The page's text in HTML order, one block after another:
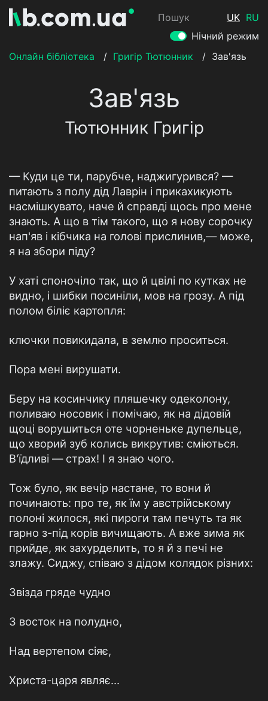
Пошук UK RU
Нічний режим
Онлайн бібліотека
/ Григір Тютюнник / Зав'язь
Зав'язь
Тютюнник Григір
— Куди це ти, парубче, наджигурився? —
питають з полу дід Лаврін і прикахикують
насмішкувато, наче й справді щось про мене
знають. А що в тім такого, що я нову сорочку
нап'яв і кібчика на голові прислинив,— може,
я на збори піду?
У хаті споночіло так, що й цвілі по кутках не
видно, і шибки посиніли, мов на грозу. А під
полом біліє картопля:
ключки повикидала, в землю проситься.
Пора мені вирушати.
Беру на косинчику пляшечку одеколону,
поливаю носовик і помічаю, як на дідовій
щоці ворушиться оте чорненьке дупельце,
що хворий зуб колись викрутив: сміються.
В'їдливі — страх! І я знаю чого.
Тож було, як вечір настане, то вони й
починають: про те, як їм у австрійському
полоні жилося, які пироги там печуть та як
гарно з-під корів вичищають. А вже зима як
прийде, як захурделить, то я й з печі не
злажу. Сиджу, співаю з дідом колядок різних:
Звізда гряде чудно
З восток на полудно,
Над вертепом сіяє,
Христа-царя являє...